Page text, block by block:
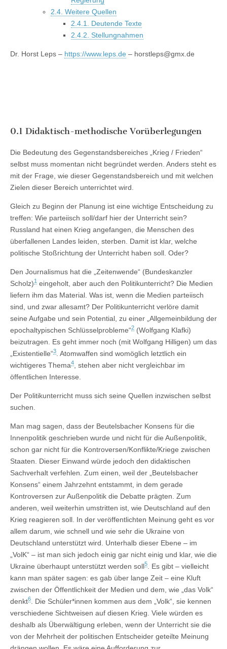
2.4. Weitere Quellen
2.4.1. Deutende Texte
2.4.2. Stellungnahmen
Dr. Horst Leps – https://www.leps.de – horstleps@gmx.de
0.1 Didaktisch-methodische Vorüberlegungen
Die Bedeutung des Gegenstandsbereiches „Krieg / Frieden“
selbst muss momentan nicht begründet werden. Anders steht es
mit der Frage, wie dieser Gegenstandsbereich und mit welchen
Zielen dieser Bereich unterrichtet wird.
Gleich zu Beginn der Planung ist eine wichtige Entscheidung zu
treffen: Wie parteiisch soll/darf hier der Unterricht sein?
Russland hat einen Krieg angefangen, die Menschen des
überfallenen Landes leiden, sterben. Damit ist klar, welche
politische Stoßrichtung der Unterricht haben soll. Oder?
Den Journalismus hat die „Zeitenwende“ (Bundeskanzler
Scholz)1 eingeholt, aber auch den Politikunterricht? Die Medien
liefern ihm das Material. Was ist, wenn die Medien parteiisch
sind, und zwar allesamt? Der Politikunterricht verlöre damit
seine Aufgabe und sein Potential, zu einer „Allgemeinbildung der
epochaltypischen Schlüsselprobleme“2 (Wolfgang Klafki)
beizutragen. Es geht immer noch (mit Wolfgang Hilligen) um das
„Existentielle“3 . Atomwaffen sind womöglich letztlich ein
wichtigeres Thema4
, stehen aber nicht vergleichbar im
öffentlichen Interesse.
Der Politikunterricht muss sich seine Quellen inzwischen selbst
suchen.
Man mag sagen, dass der Beutelsbacher Konsens für die
Innenpolitik geschrieben wurde und nicht für die Außenpolitik,
schon gar nicht für die Kontroversen/Konflikte/Kriege zwischen
Staaten. Dieser Einwand würde jedoch den didaktischen
Sachverhalt verfehlen. Zum einen, weil der „Beutelsbacher
Konsens“ einem Jahrzehnt entstammt, in dem gerade
Kontroversen zur Außenpolitik die Debatte prägten. Zum
anderen, weil weiterhin umstritten ist, wie Deutschland auf den
Krieg reagieren soll. In der veröffentlichten Meinung geht es vor
allem darum, wie schnell und wie sehr die Ukraine von
Deutschland unterstützt wird. Unterhalb dieser Ebene – im
„VolK“ – ist man sich jedoch einig gar nicht einig und klar, wie die
Ukraine überhaupt unterstützt werden soll5
. Es gibt – vielleicht
kann man später sagen: es gab über lange Zeit – eine Kluft
zwischen der Öffentlichkeit der Medien und dem, wie „das Volk“
denkt6
. Die Schüler*innen kommen aus dem „Volk“, sie kennen
verschiedene Sichtweisen auf diesen Krieg. Viele würden es
deshalb als Überwältigung erleben, wenn der Unterricht sie die
von der Mehrheit der politischen Entscheider geteilte Meinung